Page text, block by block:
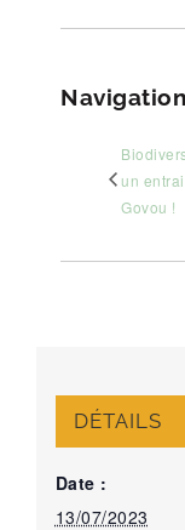
un
Govou !
DÉTAILS
Date :
13/07/2023